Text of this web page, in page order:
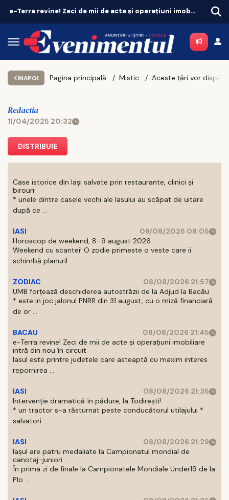
e-Terra revine! Zeci de mii de acte și operațiuni imobiliare intră din nou în circuit Intervenție
INAPOI Pagina principală Mistic
Redactia
11/04/2025 20:32
DISTRIBUIE
Case istorice din Iași salvate prin restaurante, clinici și
birouri
* unele dintre casele vechi ale Iasului au scăpat de uitare
după ce ...
IASI
09/08/2026 08:05
Horoscop de weekend, 8–9 august 2026
Weekend cu scantei! O zodie primeste o veste care ii
schimbă planuril ...
ZODIAC
08/08/2026 21:57
UMB forțează deschiderea autostrăzii de la Adjud la Bacău
* este in joc jalonul PNRR din 31 august, cu o miză financiară
de or ...
BACAU
08/08/2026 21:45
e-Terra revine! Zeci de mii de acte și operațiuni imobiliare
intră din nou în circuit
Iasul este printre judetele care asteaptă cu maxim interes
repornirea ...
IASI
08/08/2026 21:35
Intervenție dramatică în pădure, la Todirești!
* un tractor s-a răsturnat peste conducătorul utilajului *
salvatori ...
IASI
08/08/2026 21:29
Iaşul are patru medaliate la Campionatul mondial de
canotaj-juniori
În prima zi de finale la Campionatele Mondiale Under19 de la
Plo ...